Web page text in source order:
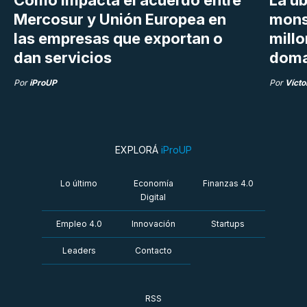
Mercosur y Unión Europea en
las empresas que exportan o
dan servicios
PoriProUP Por
EXPLORÁ iProUP
Lo último
Economía
Digital
Finanzas 4.0
Empleo 4.0 Innovación Startups
Leaders Contacto
RSS